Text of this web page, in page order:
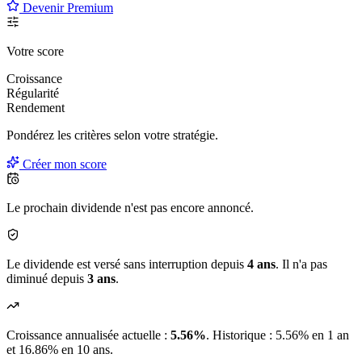
Devenir Premium
Votre score
Croissance
Régularité
Rendement
Pondérez les critères selon votre stratégie.
Créer mon score
Le prochain dividende n'est pas encore annoncé.
Le dividende est versé sans interruption depuis 4 ans. Il n'a pas
diminué depuis 3 ans.
Croissance annualisée actuelle : 5.56%. Historique : 5.56% en 1 an
et 16.86% en 10 ans.